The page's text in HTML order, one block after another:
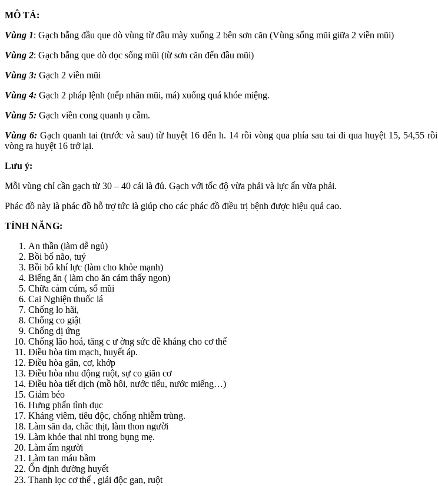
MÔ TẢ:
Vùng 1: Gạch bằng đầu que dò vùng từ đầu mày xuống 2 bên sơn căn (Vùng sống mũi giữa 2 viền mũi)
Vùng 2: Gạch bằng que dò dọc sống mũi (từ sơn căn đến đầu mũi)
Vùng 3: Gạch 2 viền mũi
Vùng 4: Gạch 2 pháp lệnh (nếp nhăn mũi, má) xuống quá khóe miệng.
Vùng 5: Gạch viền cong quanh ụ cằm.
Vùng 6: Gạch quanh tai (trước và sau) từ huyệt 16 đến h. 14 rồi vòng qua phía sau tai đi qua huyệt 15, 54,55 rồi
vòng ra huyệt 16 trở lại.
Lưu ý:
Mỗi vùng chỉ cần gạch từ 30 – 40 cái là đủ. Gạch với tốc độ vừa phải và lực ấn vừa phải.
Phác đồ này là phác đồ hỗ trợ tức là giúp cho các phác đồ điều trị bệnh được hiệu quả cao.
TÍNH NĂNG:
An thần (làm dễ ngủ)
Bồi bổ não, tuỷ
Bồi bổ khí lực (làm cho khỏe mạnh)
Biếng ăn ( làm cho ăn cảm thấy ngon)
Chữa cảm cúm, sổ mũi
Cai Nghiện thuốc lá
Chống lo hãi,
Chống co giật
Chống dị ứng
Chống lão hoá, tăng c ư ờng sức đề kháng cho cơ thể
Điều hòa tim mạch, huyết áp.
Điều hòa gân, cơ, khớp
Điều hòa nhu động ruột, sự co giãn cơ
Điều hòa tiết dịch (mồ hôi, nước tiểu, nước miếng…)
Giảm béo
Hưng phấn tình dục
Kháng viêm, tiêu độc, chống nhiễm trùng.
Làm săn da, chắc thịt, làm thon người
Làm khỏe thai nhi trong bụng mẹ.
Làm ấm người
Làm tan máu bầm
Ổn định đường huyết
Thanh lọc cơ thể , giải độc gan, ruột